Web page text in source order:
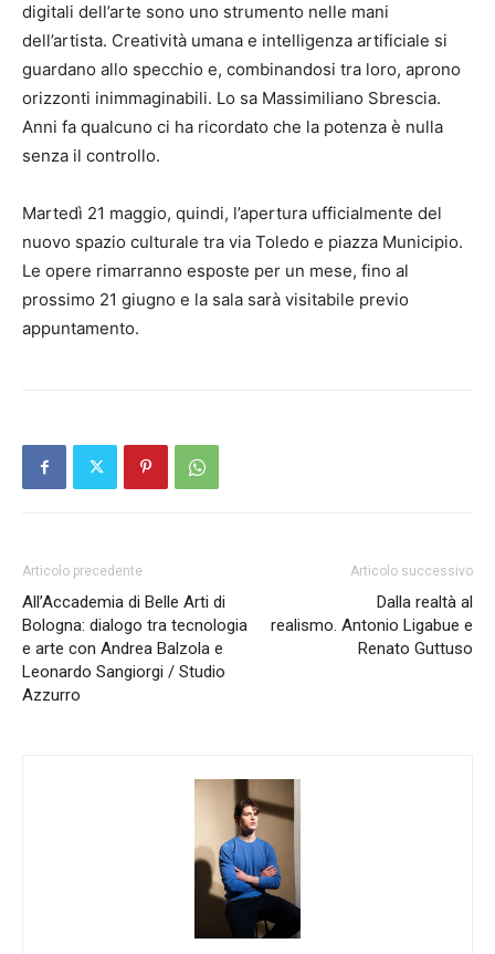
digitali dell’arte sono uno strumento nelle mani
dell’artista. Creatività umana e intelligenza artificiale si
guardano allo specchio e, combinandosi tra loro, aprono
orizzonti inimmaginabili. Lo sa Massimiliano Sbrescia.
Anni fa qualcuno ci ha ricordato che la potenza è nulla
senza il controllo.
Martedì 21 maggio, quindi, l’apertura ufficialmente del
nuovo spazio culturale tra via Toledo e piazza Municipio.
Le opere rimarranno esposte per un mese, fino al
prossimo 21 giugno e la sala sarà visitabile previo
appuntamento.
Articolo precedente
All’Accademia di Belle Arti di
Bologna: dialogo tra tecnologia
e arte con Andrea Balzola e
Leonardo Sangiorgi / Studio
Azzurro
Articolo successivo
Dalla realtà al
realismo. Antonio Ligabue e
Renato Guttuso